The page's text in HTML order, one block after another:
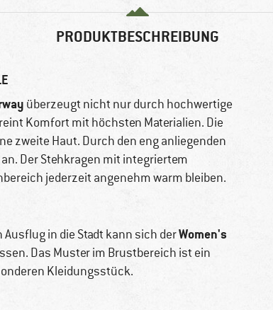
PRODUKTBESCHREIBUNG
überzeugt nicht nur durch hochwertige
Komfort mit höchsten Materialien. Die
zweite Haut. Durch den eng anliegenden
Der Stehkragen mit integriertem
jederzeit angenehm warm bleiben.
in die Stadt kann sich derWomen's
Das Muster im Brustbereich ist ein
Kleidungsstück.